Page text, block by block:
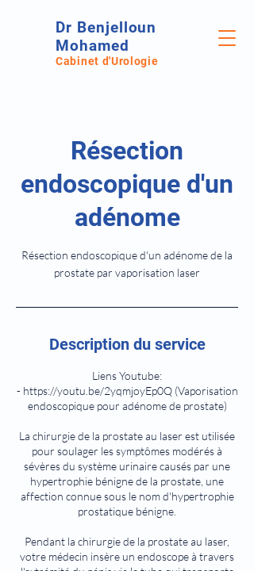
Dr Benjelloun
Mohamed
Cabinet d'Urologie
Résection
endoscopique d'un
adénome
Résection endoscopique d'un adénome de la
prostate par vaporisation laser
Description du service
Liens Youtube:
- https://youtu.be/2yqmjoyEp0Q (Vaporisation
endoscopique pour adénome de prostate)
La chirurgie de la prostate au laser est utilisée
pour soulager les symptômes modérés à
sévères du système urinaire causés par une
hypertrophie bénigne de la prostate, une
affection connue sous le nom d'hypertrophie
prostatique bénigne.
Pendant la chirurgie de la prostate au laser,
votre médecin insère un endoscope à travers